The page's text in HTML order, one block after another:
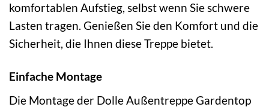
komfortablen Aufstieg, selbst wenn Sie schwere
Lasten tragen. Genießen Sie den Komfort und die
Sicherheit, die Ihnen diese Treppe bietet.
Einfache Montage
Die Montage der Dolle Außentreppe Gardentop